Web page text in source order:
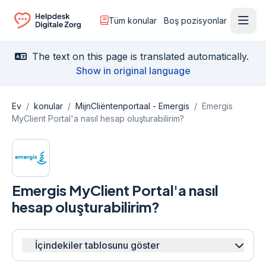
Ga naar de homepagina
Tüm konular Boş pozisyonlar
The text on this page is translated automatically.
Show in original language
Ev / konular / MijnCliëntenportaal - Emergis / Emergis
MyClient Portal'a nasıl hesap oluşturabilirim?
Emergis MyClient Portal'a nasıl
hesap oluşturabilirim?
İçindekiler tablosunu göster